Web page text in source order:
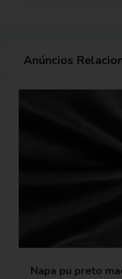
Anúncios
Napa pu preto